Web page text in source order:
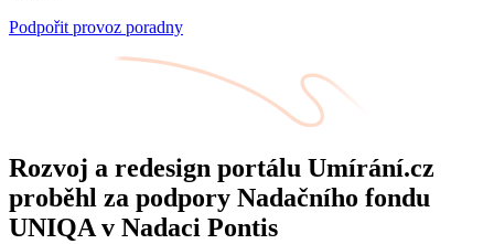
Podpořit provoz poradny
Rozvoj a redesign portálu Umírání.cz
proběhl za podpory Nadačního fondu
UNIQA v Nadaci Pontis